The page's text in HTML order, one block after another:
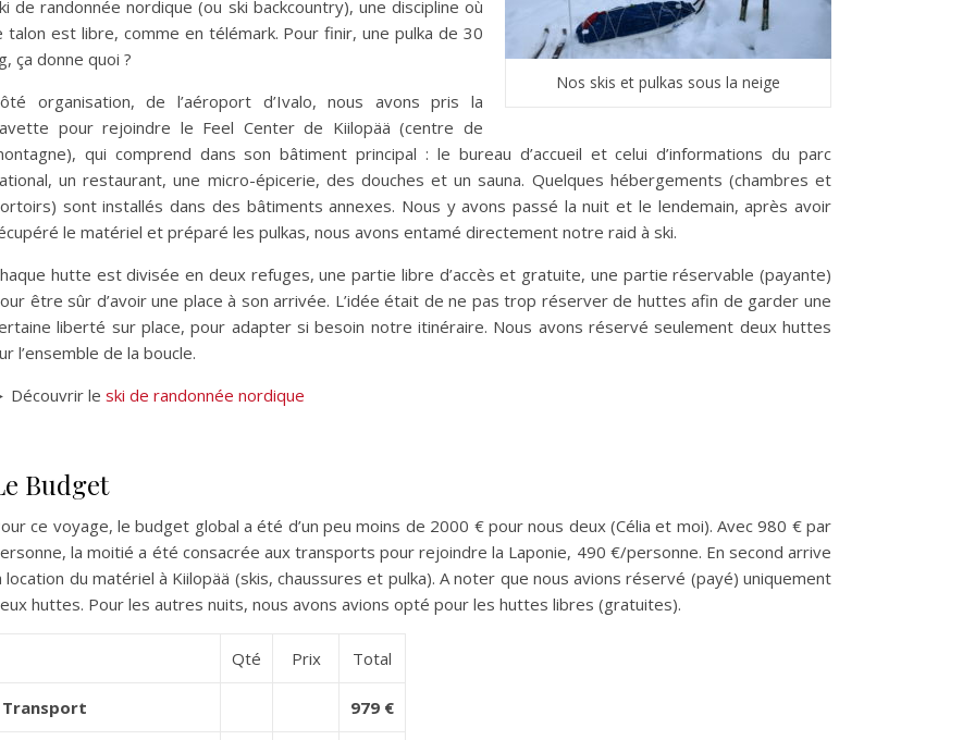
Nos skis et pulkas sous la neige
de randonnée nordique (ou ski backcountry), une discipline où
talon est libre, comme en télémark. Pour finir, une pulka de 30
ça donne quoi ?
organisation, de l’aéroport d’Ivalo, nous avons pris la
pour rejoindre le Feel Center de Kiilopää (centre de
qui comprend dans son bâtiment principal : le bureau d’accueil et celui d’informations du parc
un restaurant, une micro-épicerie, des douches et un sauna. Quelques hébergements (chambres et
sont installés dans des bâtiments annexes. Nous y avons passé la nuit et le lendemain, après avoir
le matériel et préparé les pulkas, nous avons entamé directement notre raid à ski.
hutte est divisée en deux refuges, une partie libre d’accès et gratuite, une partie réservable (payante)
être sûr d’avoir une place à son arrivée. L’idée était de ne pas trop réserver de huttes afin de garder une
liberté sur place, pour adapter si besoin notre itinéraire. Nous avons réservé seulement deux huttes
l’ensemble de la boucle.
Découvrir le ski de randonnée nordique
Budget
ce voyage, le budget global a été d’un peu moins de 2000 € pour nous deux (Célia et moi). Avec 980 € par
la moitié a été consacrée aux transports pour rejoindre la Laponie, 490 €/personne. En second arrive
location du matériel à Kiilopää (skis, chaussures et pulka). A noter que nous avions réservé (payé) uniquement
huttes. Pour les autres nuits, nous avons avions opté pour les huttes libres (gratuites).
Qté Prix Total
Transport 979 €